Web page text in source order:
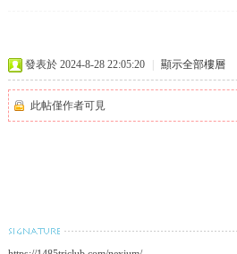
發表於 2024-8-28 22:05:20 顯示全部樓層
此帖僅作者可見